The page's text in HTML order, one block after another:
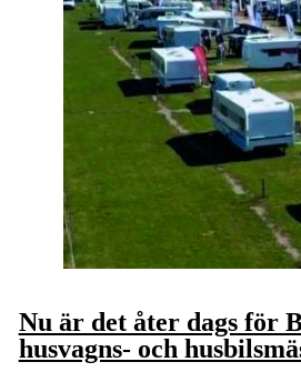
Nu är det åter dags för
husvagns- och